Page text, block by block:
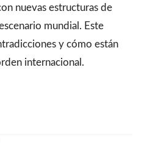
nuevas estructuras de
mundial. Este
y cómo están
internacional.